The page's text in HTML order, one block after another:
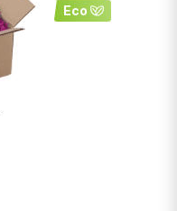
Eco